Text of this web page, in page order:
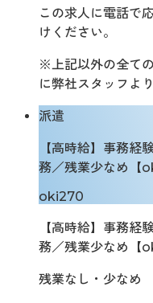
この求人に電話で
けください。
※上記以外の全て
に弊社スタッフよ
派遣
【高時給】事務
務／残業少なめ【
oki270
【高時給】事務
務／残業少なめ【
残業なし・少なめ